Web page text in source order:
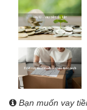
Bạn muốn vay